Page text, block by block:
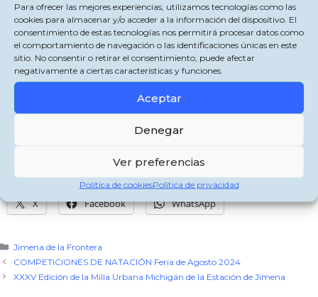
Para ofrecer las mejores experiencias, utilizamos tecnologías como las
cookies para almacenar y/o acceder a la información del dispositivo. El
consentimiento de estas tecnologías nos permitirá procesar datos como
el comportamiento de navegación o las identificaciones únicas en este
sitio. No consentir o retirar el consentimiento, puede afectar
negativamente a ciertas características y funciones.
Aceptar
Denegar
Ver preferencias
Política de cookiesPolítica de privacidad
, puedes acceder a todos los vídeos y fotos de la
Feria: el acto de Presentación de las Delegaciones Infantiles y Juveniles, los
conciertos, las actuaciones, entrevistas, competiciones deportivas, etc.
Comparte esto:
X Facebook WhatsApp
Categorías
Jimena de la Frontera
COMPETICIONES DE NATACIÓN Feria de Agosto 2024
XXXV Edición de la Milla Urbana Michigán de la Estación de Jimena